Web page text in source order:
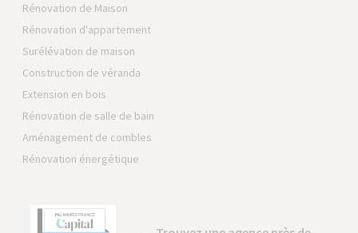
Rénovation de Maison
Rénovation d'appartement
Surélévation de maison
Construction de véranda
Extension en bois
Rénovation de salle de bain
Aménagement de combles
Rénovation énergétique